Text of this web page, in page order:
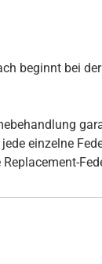
beginnt bei
einzelne